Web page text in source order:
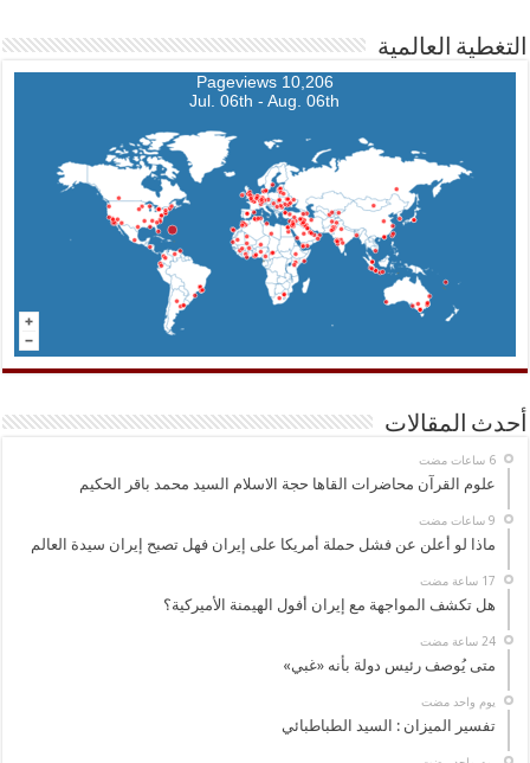
التغطية العالمية
10,206 Pageviews
Jul. 06th - Aug. 06th
أحدث المقالات
‏6 ساعات مضت
علوم القرآن محاضرات القاها حجة الاسلام السيد محمد باقر الحكيم
ماذا لو أعلن عن فشل حملة أمريكا على إيران فهل تصبح إيران سيدة العالم
هل تكشف المواجهة مع إيران أفول الهيمنة الأميركية؟
‏24 ساعة مضت
متى يُوصف رئيس دولة بأنه «غبي»
‏يوم واحد مضت
تفسير الميزان : السيد الطباطبائي